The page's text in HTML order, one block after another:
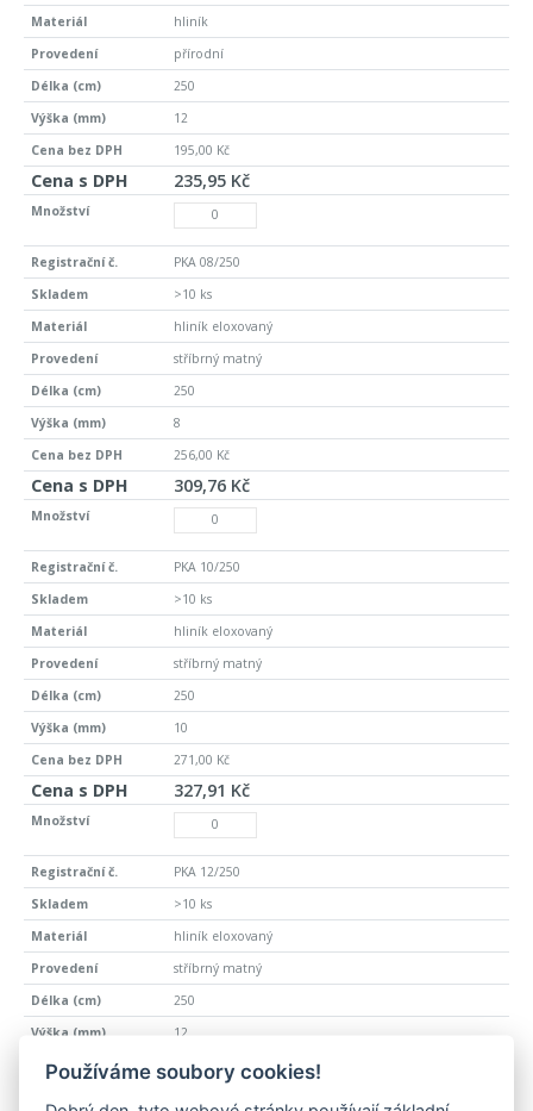
hliník
přírodní
250
12
195,00 Kč
235,95 Kč
PKA 08/250
>10 ks
hliník eloxovaný
stříbrný matný
250
8
256,00 Kč
309,76 Kč
PKA 10/250
>10 ks
hliník eloxovaný
stříbrný matný
250
10
271,00 Kč
327,91 Kč
PKA 12/250
>10 ks
hliník eloxovaný
stříbrný matný
250
12
291,00 Kč
Používáme soubory cookies!